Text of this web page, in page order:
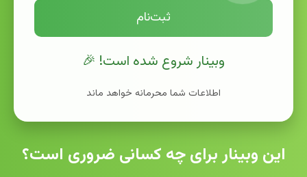
ثبت‌نام
وبینار شروع شده است! 🎉
اطلاعات شما محرمانه خواهد ماند
این وبینار برای چه کسانی ضروری است؟